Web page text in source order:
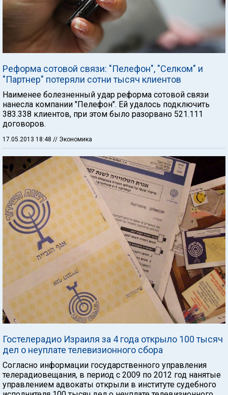
Реформа сотовой связи: "Пелефон", "Селком" и
"Партнер" потеряли сотни тысяч клиентов
Наименее болезненный удар реформа сотовой связи
нанесла компании "Пелефон". Ей удалось подключить
383.338 клиентов, при этом было разорвано 521.111
договоров.
17.05.2013 18:48 // Экономика
Гостелерадио Израиля за 4 года открыло 100 тысяч
дел о неуплате телевизионного сбора
Согласно информации государственного управления
телерадиовещания, в период с 2009 по 2012 год нанятые
управлением адвокаты открыли в институте судебного